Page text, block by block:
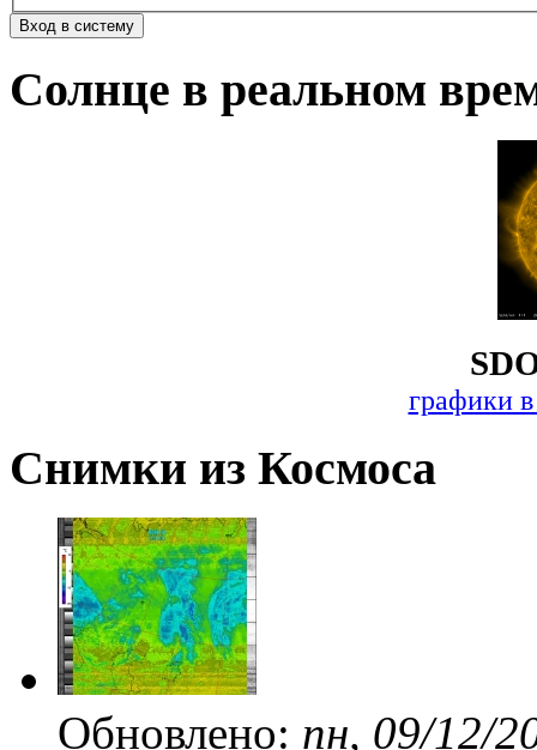
Солнце в реальном
графики
Снимки из Космоса
Обновлено: пн, 09/12/